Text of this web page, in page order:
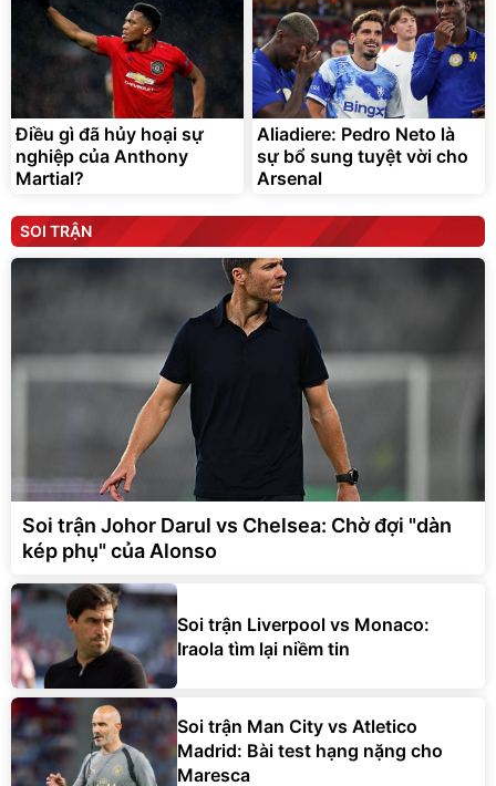
Điều gì đã hủy hoại sự
nghiệp của Anthony
Martial?
Aliadiere: Pedro Neto là
sự bổ sung tuyệt vời cho
Arsenal
SOI TRẬN
Soi trận Johor Darul vs Chelsea: Chờ đợi "dàn
kép phụ" của Alonso
Soi trận Liverpool vs Monaco:
Iraola tìm lại niềm tin
Soi trận Man City vs Atletico
Madrid: Bài test hạng nặng cho
Maresca